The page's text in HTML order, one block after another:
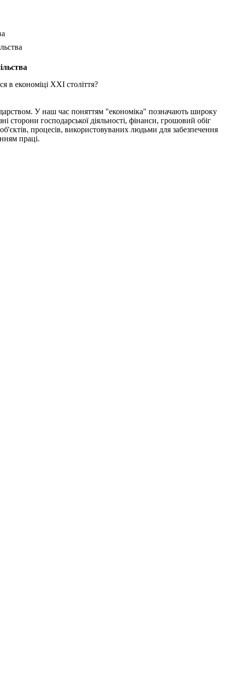
в економіці XXI століття?
У наш час поняттям "економіка" позначають широку
сторони господарської діяльності, фінанси, грошовий обіг
процесів, використовуваних людьми для забезпечення
праці.